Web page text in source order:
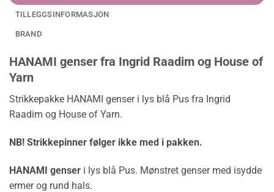
TILLEGGSINFORMASJON
BRAND
HANAMI genser fra Ingrid Raadim og House of
Yarn
Strikkepakke HANAMI genser i lys blå Pus fra Ingrid
Raadim og House of Yarn.
NB! Strikkepinner følger ikke med i pakken.
HANAMI genser i lys blå Pus. Mønstret genser med isydde
ermer og rund hals.